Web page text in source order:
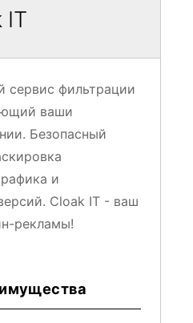
IT
сервис фильтрации
ваши
Безопасный
и
Cloak IT - ваш
рекламы!